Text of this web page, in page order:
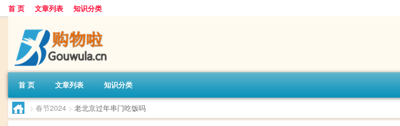
首 页 文章列表 知识分类
首 页 文章列表 知识分类
> 春节2024 > 老北京过年串门吃饭吗